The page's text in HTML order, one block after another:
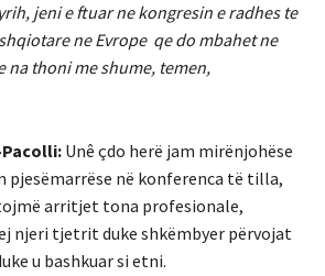
jeni e ftuar ne kongresin e radhes te
ne Evrope qe do mbahet ne
na thoni me shume, temen,
Unê çdo herë jam mirënjohëse
pjesëmarrëse në konferenca të tilla,
arritjet tona profesionale,
njeri tjetrit duke shkëmbyer përvojat
u bashkuar si etni.